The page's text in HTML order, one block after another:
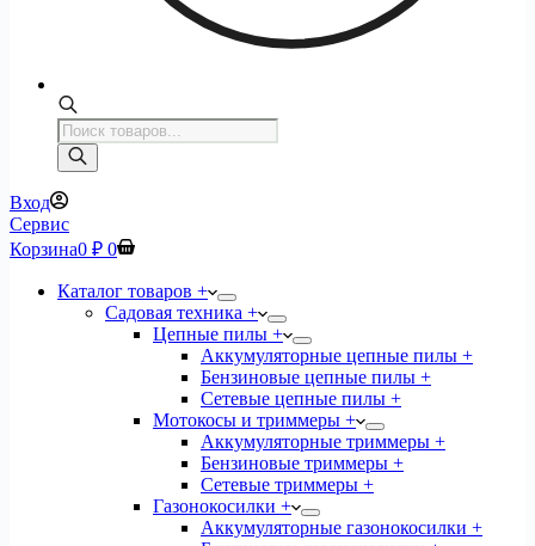
Поиск
товаров
Вход
Сервис
Корзина0 ₽ 0
Каталог товаров +
Садовая техника +
Цепные пилы +
Аккумуляторные цепные пилы +
Бензиновые цепные пилы +
Сетевые цепные пилы +
Мотокосы и триммеры +
Аккумуляторные триммеры +
Бензиновые триммеры +
Сетевые триммеры +
Газонокосилки +
Аккумуляторные газонокосилки +